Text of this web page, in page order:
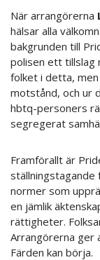
När arrangörerna
hälsar alla
bakgrunden till
polisen ett tillslag
folket i detta,
motstånd, och ur
hbtq-personers
segregerat
Framförallt är
ställningstagande
normer som
en jämlik
rättigheter.
Arrangörerna ger
Färden kan börja.